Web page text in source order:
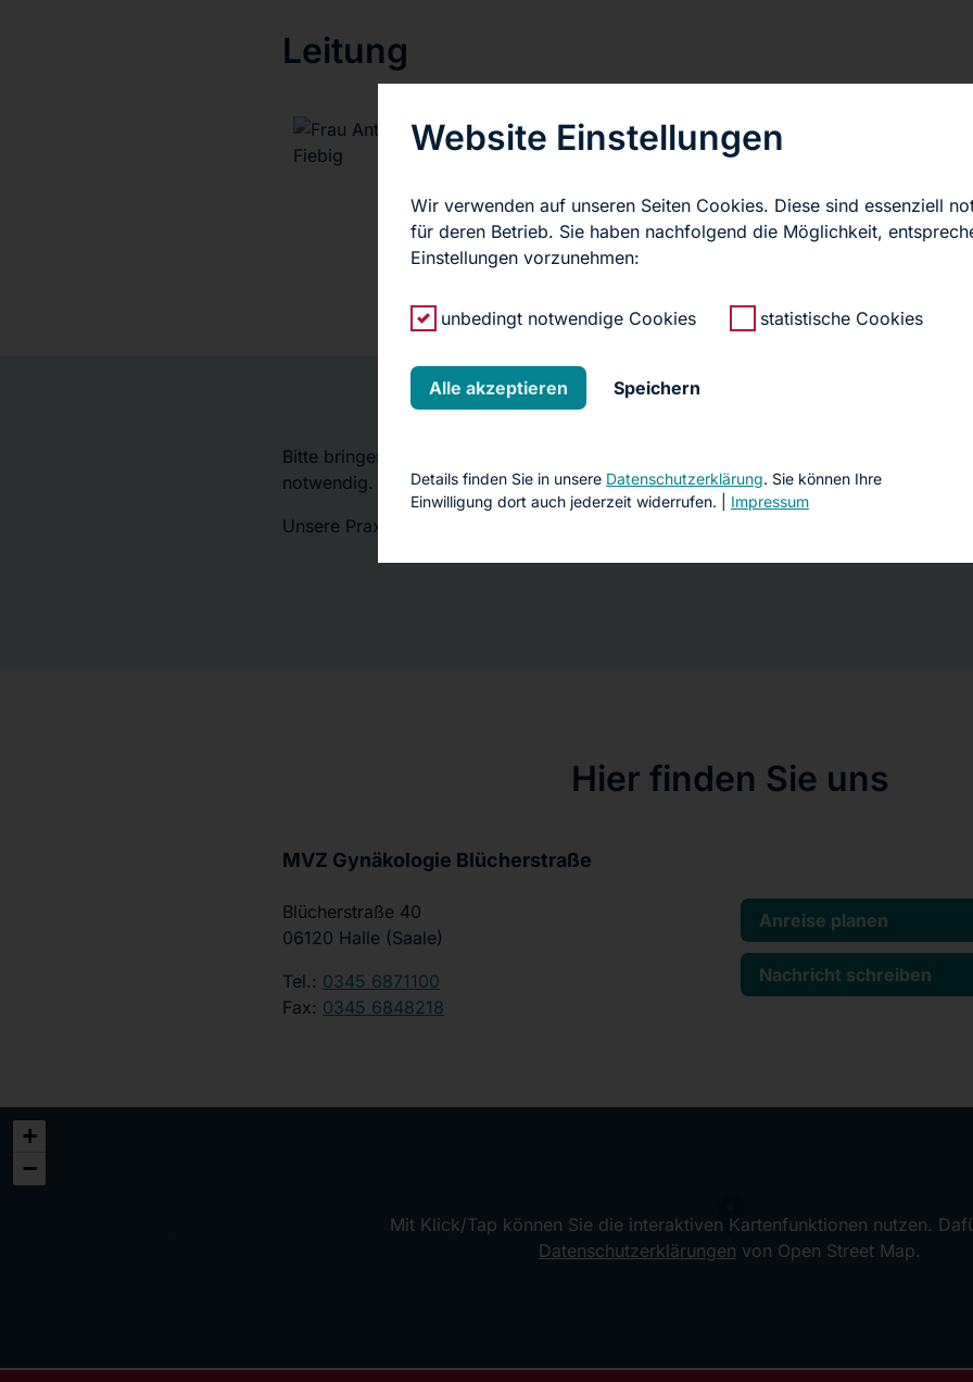
Leitung
Antje Fiebig
Mehr anzeigen
Bitte bringen Sie zum Behandlungstermin Ihre Gesundheitskarte mit. Ein
notwendig.
Unsere Praxisräume befinden sich am Marktplatz Heide-Süd im 1. Obergeschoss.
Hier finden Sie uns
MVZ Gynäkologie Blücherstraße
Blücherstraße 40
06120 Halle (Saale)
Tel.: 0345 6871100
Fax: 0345 6848218
Anreise planen
Nachricht schreiben
Mit Klick/Tap können Sie die interaktiven Kartenfunktionen nutzen.
Datenschutzerklärungen von Open Street Map.
+
−
Website Einstellungen
Wir verwenden auf unseren Seiten Cookies. Diese sind essenziell
für deren Betrieb. Sie haben nachfolgend die Möglichkeit,
Einstellungen vorzunehmen:
unbedingt notwendige Cookies statistische Cookies
Alle akzeptieren Speichern
Details finden Sie in unsere Datenschutzerklärung. Sie können Ihre
Einwilligung dort auch jederzeit widerrufen. | Impressum